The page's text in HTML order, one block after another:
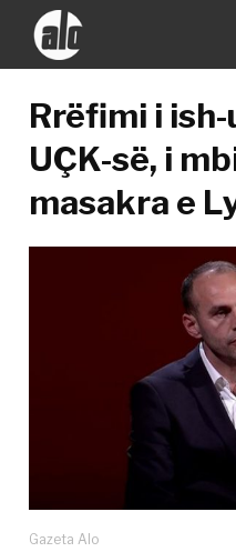
Rrëfimi i
UÇK-së, i
masakra e
Gazeta Alo